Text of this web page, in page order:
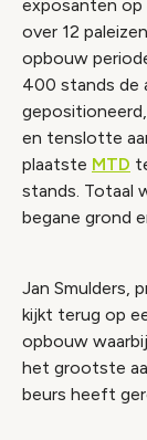
exposanten op
over 12
opbouw
400 stands de
en tenslotte
plaatste MTD
stands. Totaal
begane grond
Jan Smulders,
kijkt terug op
opbouw
het grootste
beurs heeft